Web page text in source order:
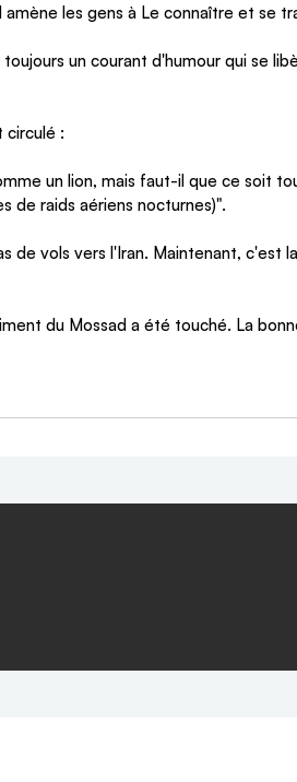
amène les gens à Le connaître et se
un courant d'humour qui se
circulé :
un lion, mais faut-il que ce soit
de raids aériens nocturnes)".
de vols vers l'Iran. Maintenant, c'est
du Mossad a été touché. La